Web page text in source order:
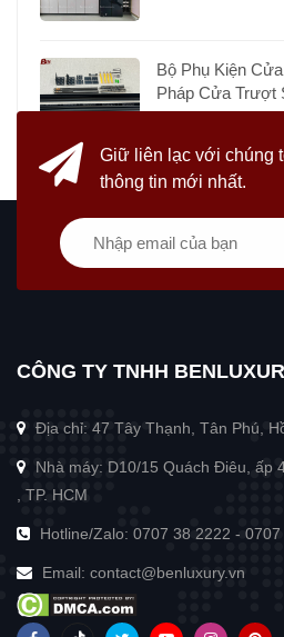
Bộ Phụ Kiện
Pháp Cửa Trượt
Giữ liên lạc với chúng
thông tin mới nhất.
CÔNG TY TNHH
Địa chỉ: 47 Tây Thạnh, Tân Phú,
Nhà máy: D10/15 Quách Điêu, ấp
, TP. HCM
Hotline/Zalo: 0707 38 2222 - 0707
Email: contact@benluxury.vn